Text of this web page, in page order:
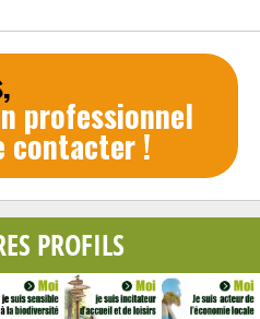
professionnel
contacter !
PROFILS